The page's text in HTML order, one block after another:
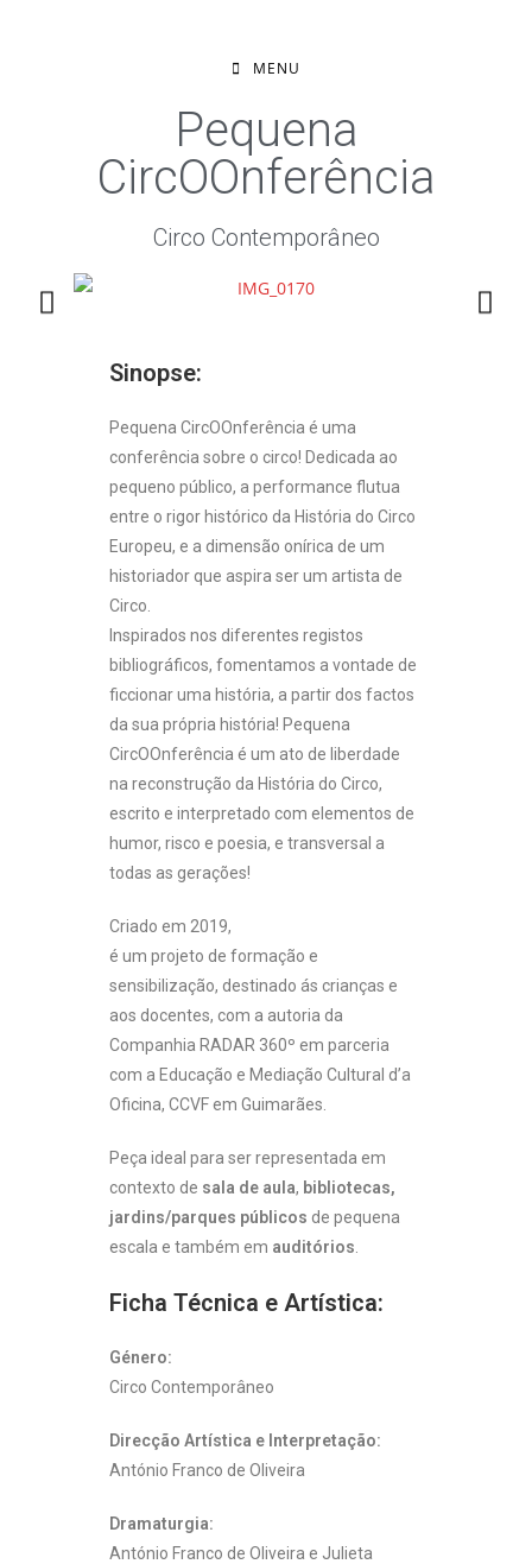
MENU
Pequena
CircOOnferência
Circo Contemporâneo
Sinopse:
Pequena CircOOnferência é uma
conferência sobre o circo! Dedicada ao
pequeno público, a performance flutua
entre o rigor histórico da História do Circo
Europeu, e a dimensão onírica de um
historiador que aspira ser um artista de
Circo.
Inspirados nos diferentes registos
bibliográficos, fomentamos a vontade de
ficcionar uma história, a partir dos factos
da sua própria história! Pequena
CircOOnferência é um ato de liberdade
na reconstrução da História do Circo,
escrito e interpretado com elementos de
humor, risco e poesia, e transversal a
todas as gerações!
Criado em 2019,
é um projeto de formação e
sensibilização, destinado ás crianças e
aos docentes, com a autoria da
Companhia RADAR 360º em parceria
com a Educação e Mediação Cultural d’a
Oficina, CCVF em Guimarães.
Peça ideal para ser representada em
contexto de sala de aula, bibliotecas,
jardins/parques públicos de pequena
escala e também em auditórios
Ficha Técnica e Artística:
Género:
Circo Contemporâneo
Direcção Artística e Interpretação:
António Franco de Oliveira
Dramaturgia:
António Franco de Oliveira e Julieta